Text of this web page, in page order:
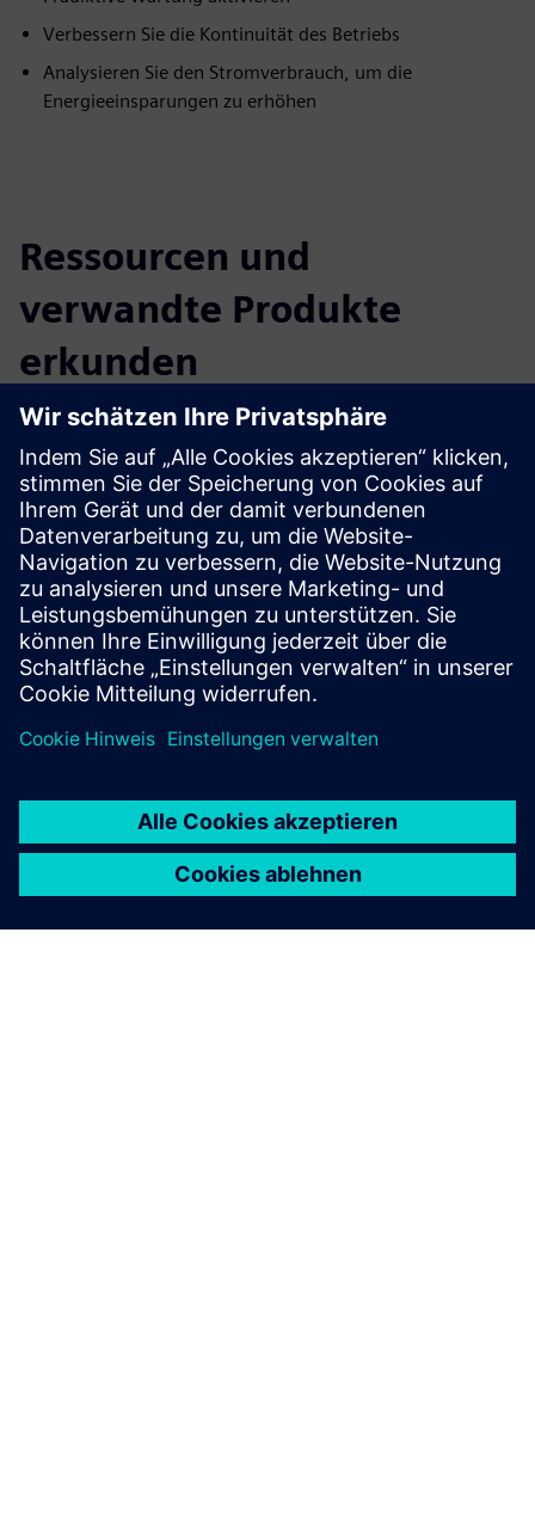
Verbessern Sie die Kontinuität des Betriebs
Analysieren Sie den Stromverbrauch, um die
Energieeinsparungen zu erhöhen
Ressourcen und
verwandte Produkte
erkunden
Weitere Informationen und
Ressourcen
Referenz: Niederländischer Themenpark Toverland
Voraussetzungen
Keine